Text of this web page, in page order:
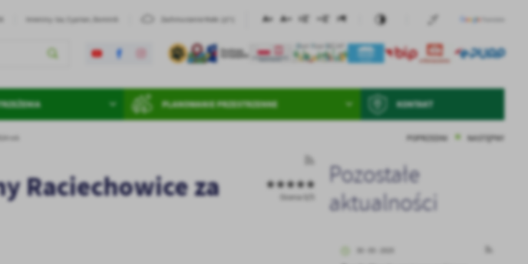
PLANOWANIE PRZESTRZENNE KONTAKT
rok POPRZEDNI NASTĘPNY
Raciechowice za
Ocena 0/5
Pozostałe
aktualności